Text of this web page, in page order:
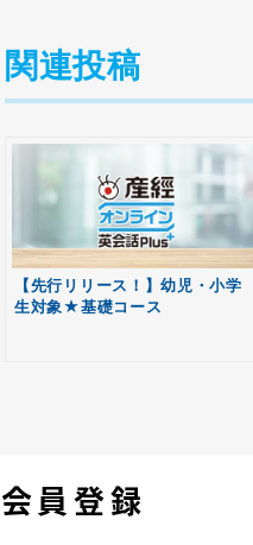
関連投稿
【先行リリース！】幼児・小学
生対象★基礎コース
員登録